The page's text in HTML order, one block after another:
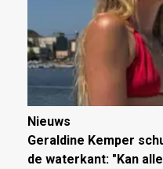
Nieuws
Geraldine Kemper
de waterkant: "Kan